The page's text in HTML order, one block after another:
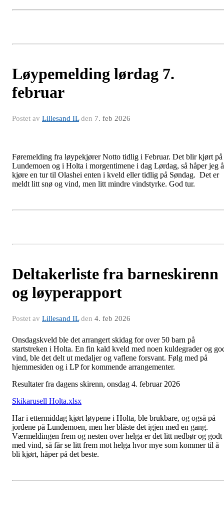
Løypemelding lørdag 7.
februar
Postet av Lillesand ILden 7. feb 2026
Føremelding fra løypekjører Notto tidlig i Februar. Det blir kjørt på
Lundemoen og i Holta i morgentimene i dag Lørdag, så håper jeg å
kjøre en tur til Olashei enten i kveld eller tidlig på Søndag. Det er
meldt litt snø og vind, men litt mindre vindstyrke. God tur.
Deltakerliste fra barneskirenn
og løyperapport
Postet av Lillesand ILden 4. feb 2026
Onsdagskveld ble det arrangert skidag for over 50 barn på
startstreken i Holta. En fin kald kveld med noen kuldegrader og
vind, ble det delt ut medaljer og vaflene forsvant. Følg med på
hjemmesiden og i LP for kommende arrangementer.
Resultater fra dagens skirenn, onsdag 4. februar 2026
Skikarusell Holta.xlsx
Har i ettermiddag kjørt løypene i Holta, ble brukbare, og også på
jordene på Lundemoen, men her blåste det igjen med en gang.
Værmeldingen frem og nesten over helga er det litt nedbør og godt
med vind, så får se litt frem mot helga hvor mye som kommer til å
bli kjørt, håper på det beste.